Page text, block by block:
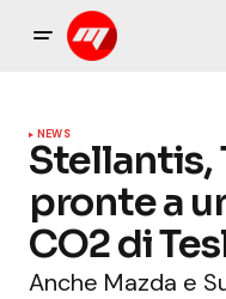
NEWS
Stellantis,
pronte a
CO2 di
Anche Mazda e